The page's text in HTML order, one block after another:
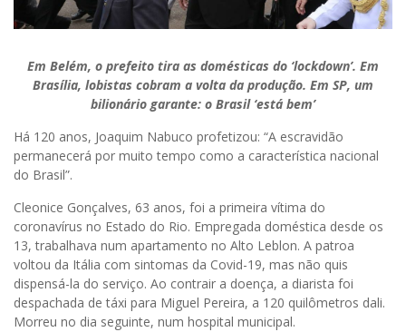
Em Belém, o prefeito tira as domésticas do ‘lockdown’. Em
Brasília, lobistas cobram a volta da produção. Em SP, um
bilionário garante: o Brasil ‘está bem’
Há 120 anos, Joaquim Nabuco profetizou: “A escravidão
permanecerá por muito tempo como a característica nacional
do Brasil”.
Cleonice Gonçalves, 63 anos, foi a primeira vítima do
coronavírus no Estado do Rio. Empregada doméstica desde os
13, trabalhava num apartamento no Alto Leblon. A patroa
voltou da Itália com sintomas da Covid-19, mas não quis
dispensá-la do serviço. Ao contrair a doença, a diarista foi
despachada de táxi para Miguel Pereira, a 120 quilômetros dali.
Morreu no dia seguinte, num hospital municipal.